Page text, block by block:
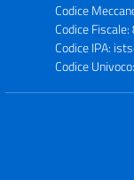
Codice
Codice
Codice IPA:
Codice